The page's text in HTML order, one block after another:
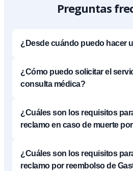
Preguntas
¿Desde cuándo puedo hacer
¿Cómo puedo solicitar el
consulta médica?
¿Cuáles son los requisitos
reclamo en caso de muerte
¿Cuáles son los requisitos
reclamo por reembolso de